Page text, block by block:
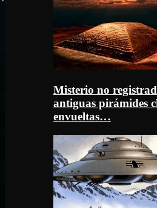
Misterio no
antiguas pirámides
envueltas…